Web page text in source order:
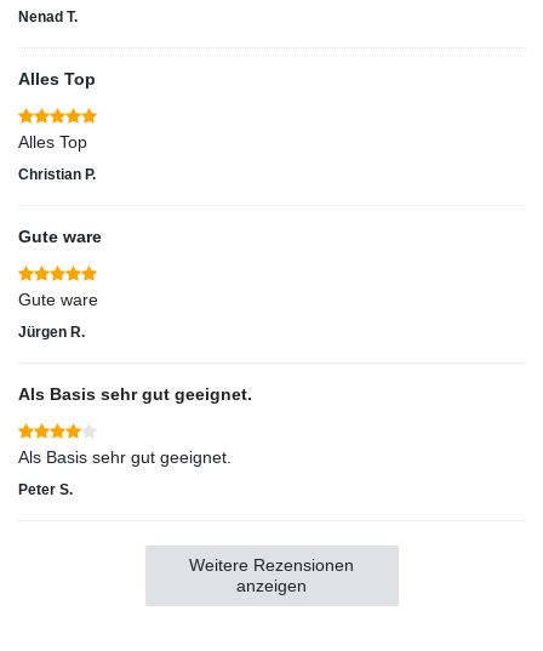
Nenad T.
Alles Top
Alles Top
Christian P.
Gute ware
Gute ware
Jürgen R.
Als Basis sehr gut geeignet.
Als Basis sehr gut geeignet.
Peter S.
Weitere Rezensionen
anzeigen